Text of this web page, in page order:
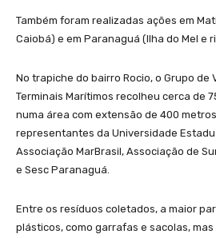
Também foram realizadas ações em
Caiobá) e em Paranaguá (Ilha do Mel e
No trapiche do bairro Rocio, o Grupo de
Terminais Marítimos recolheu cerca de
numa área com extensão de 400
representantes da Universidade
Associação MarBrasil, Associação de
e Sesc Paranaguá.
Entre os resíduos coletados, a maior
plásticos, como garrafas e sacolas,